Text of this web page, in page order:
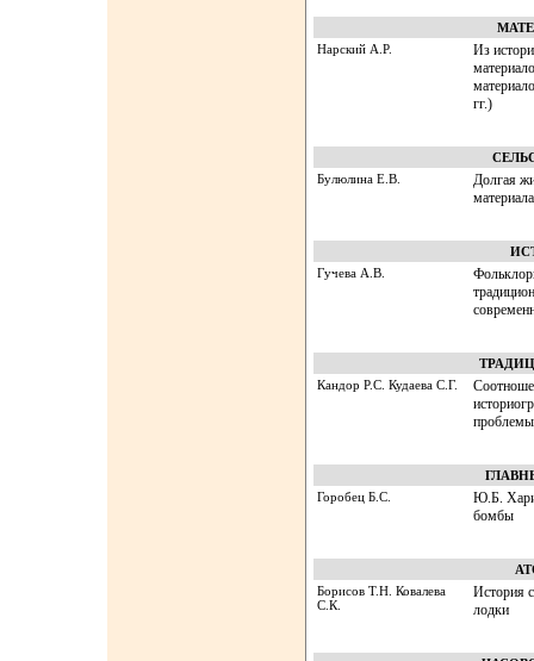
Нарский А.Р.
Из
гг.)
Булюлина Е.В.
Долгая
Гучева А.В.
Кандор Р.С. Кудаева С.Г.
Горобец Б.С.
Ю.Б.
бомбы
Борисов Т.Н. Ковалева
С.К.
История
лодки